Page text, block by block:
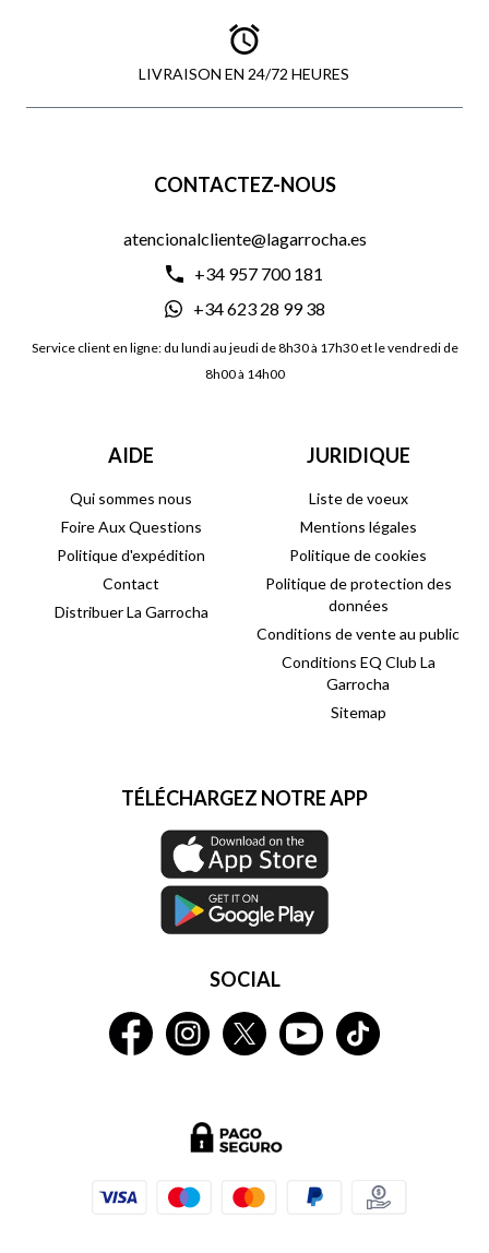
LIVRAISON EN 24/72 HEURES
CONTACTEZ-NOUS
atencionalcliente@lagarrocha.es
+34 957 700 181
+34 623 28 99 38
Service client en ligne: du lundi au jeudi de 8h30 à 17h30 et le vendredi de
8h00 à 14h00
AIDE
Qui sommes nous
Foire Aux Questions
Politique d'expédition
Contact
Distribuer La Garrocha
JURIDIQUE
Liste de voeux
Mentions légales
Politique de cookies
Politique de protection des
données
Conditions de vente au public
Conditions EQ Club La
Garrocha
Sitemap
TÉLÉCHARGEZ NOTRE APP
SOCIAL